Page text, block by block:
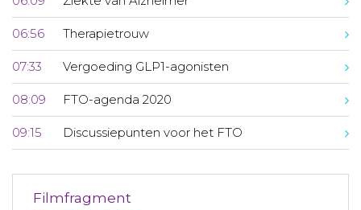
06:56 Therapietrouw
07:33 Vergoeding GLP1-agonisten
08:09 FTO-agenda 2020
09:15 Discussiepunten voor het FTO
Filmfragment